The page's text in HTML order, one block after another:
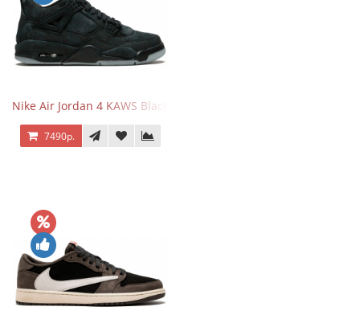
Nike Air Jordan 4 KAWS Black
7490р.